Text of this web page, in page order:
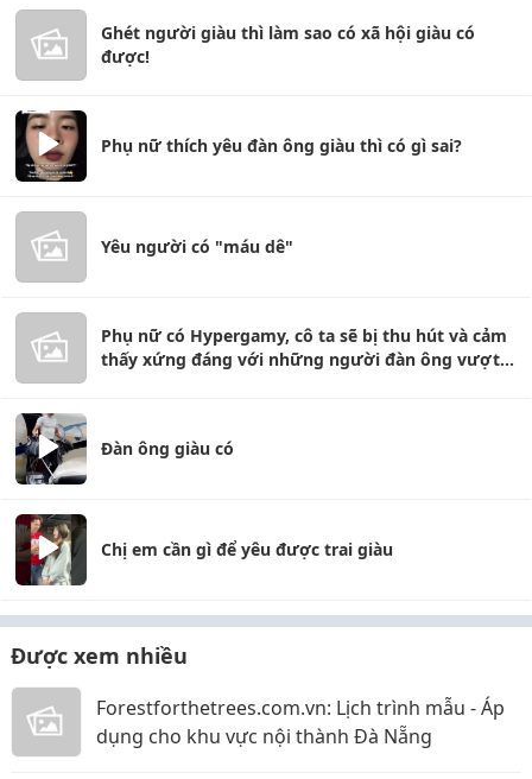
Ghét người giàu thì làm sao có xã hội giàu có
được!
Phụ nữ thích yêu đàn ông giàu thì có gì sai?
Yêu người có "máu dê"
Phụ nữ có Hypergamy, cô ta sẽ bị thu hút và cảm
thấy xứng đáng với những người đàn ông vượt
Đàn ông giàu có
Chị em cần gì để yêu được trai giàu
Được xem nhiều
Forestforthetrees.com.vn: Lịch trình mẫu - Áp
dụng cho khu vực nội thành Đà Nẵng